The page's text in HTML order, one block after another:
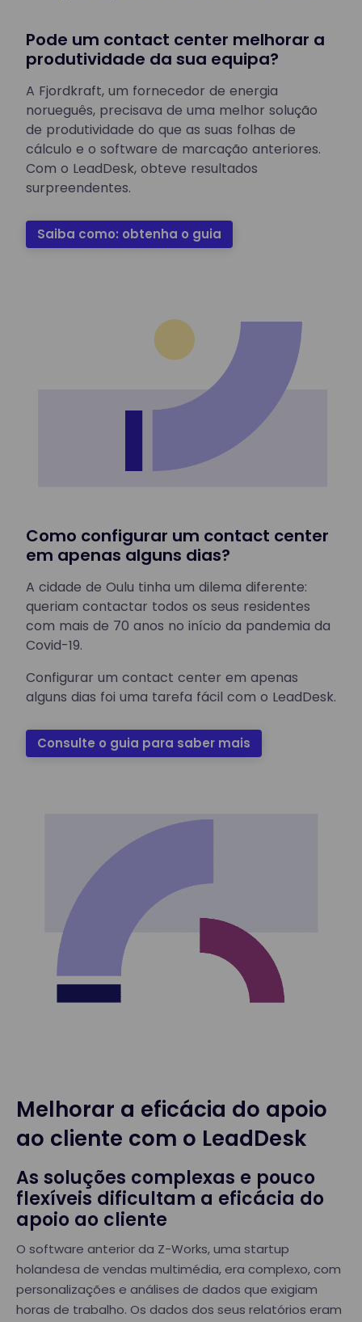
Pode um contact center melhorar a
produtividade da sua equipa?
A Fjordkraft, um fornecedor de energia
norueguês, precisava de uma melhor solução
de produtividade do que as suas folhas de
cálculo e o software de marcação anteriores.
Com o LeadDesk, obteve resultados
surpreendentes.
Saiba como: obtenha o guia
Como configurar um contact center
em apenas alguns dias?
A cidade de Oulu tinha um dilema diferente:
queriam contactar todos os seus residentes
com mais de 70 anos no início da pandemia da
Covid-19.
Configurar um contact center em apenas
alguns dias foi uma tarefa fácil com o LeadDesk.
Consulte o guia para saber mais
Melhorar a eficácia do apoio
ao cliente com o LeadDesk
As soluções complexas e pouco
flexíveis dificultam a eficácia do
apoio ao cliente
O software anterior da Z-Works, uma startup
holandesa de vendas multimédia, era complexo, com
personalizações e análises de dados que exigiam
horas de trabalho. Os dados dos seus relatórios eram